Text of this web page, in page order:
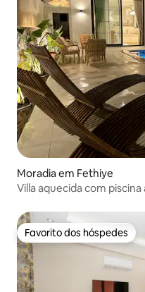
Moradia em Fethiye
Villa aquecida com
Favorito dos hóspedes
Favorito dos hóspedes